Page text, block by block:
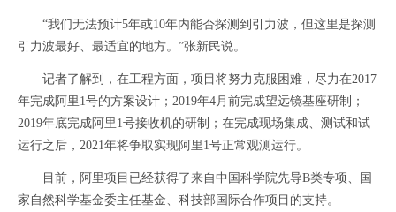
“我们无法预计5年或10年内能否探测到引力波，但这里是探测
引力波最好、最适宜的地方。”张新民说。
记者了解到，在工程方面，项目将努力克服困难，尽力在2017
年完成阿里1号的方案设计；2019年4月前完成望远镜基座研制；
2019年底完成阿里1号接收机的研制；在完成现场集成、测试和试
运行之后，2021年将争取实现阿里1号正常观测运行。
目前，阿里项目已经获得了来自中国科学院先导B类专项、国
家自然科学基金委主任基金、科技部国际合作项目的支持。